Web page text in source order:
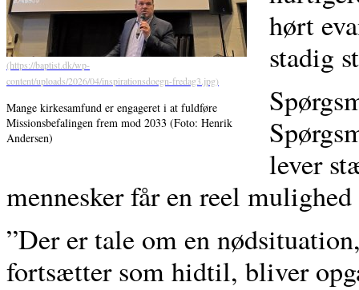
Mange kirkesamfund er engageret i at fuldføre
Missionsbefalingen frem mod 2033 (Foto: Henrik
Andersen)
hørt
stadig
lever
mennesker får en reel
”Der er tale om en
fortsætter som hidtil, bliver